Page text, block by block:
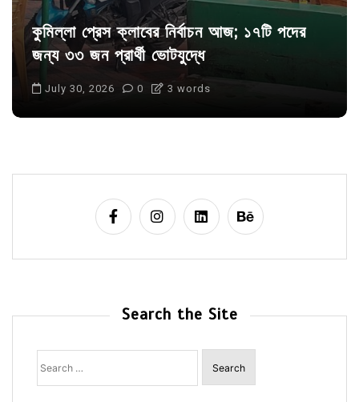
কুমিল্লা প্রেস ক্লাবের নির্বাচন আজ; ১৭টি পদের
জন্য ৩৩ জন প্রার্থী ভোটযুদ্ধে
July 30, 2026 0 3 words
Search the Site
Search
for: